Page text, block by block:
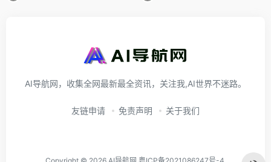
AI导航网，收集全网最新最全资讯，关注我,AI世界不迷路。
友链申请 免责声明 关于我们